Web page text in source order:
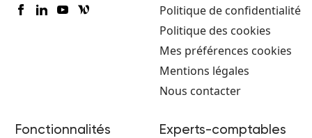
Politique de confidentialité
Politique des cookies
Mes préférences cookies
Mentions légales
Nous contacter
Fonctionnalités Experts-comptables